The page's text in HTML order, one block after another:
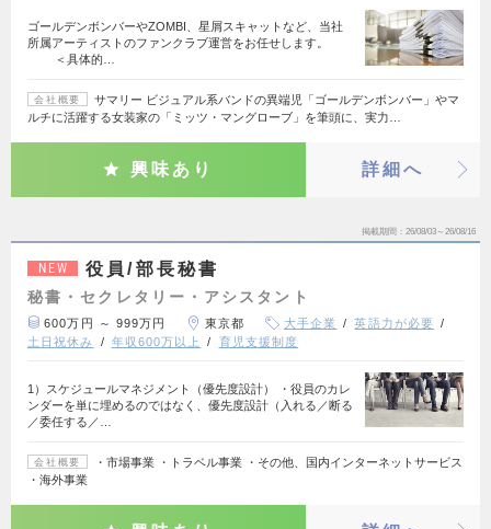
ゴールデンボンバーやZOMBI、星屑スキャットなど、当社
所属アーティストのファンクラブ運営をお任せします。
＜具体的…
会社概要
サマリー ビジュアル系バンドの異端児「ゴールデンボンバー」やマ
ルチに活躍する女装家の「ミッツ・マングローブ」を筆頭に、実力…
興味あり 詳細へ
掲載期間 26/08/03～26/08/16
NEW 役員/部長秘書
秘書・セクレタリー・アシスタント
600万円 ～ 999万円 東京都 大手企業
英語力が必要
土日祝休み
年収600万以上 育児支援制度
1）スケジュールマネジメント（優先度設計） ・役員のカレ
ンダーを単に埋めるのではなく、優先度設計（入れる／断る
／委任する／…
会社概要
・市場事業 ・トラベル事業 ・その他、国内インターネットサービス
・海外事業